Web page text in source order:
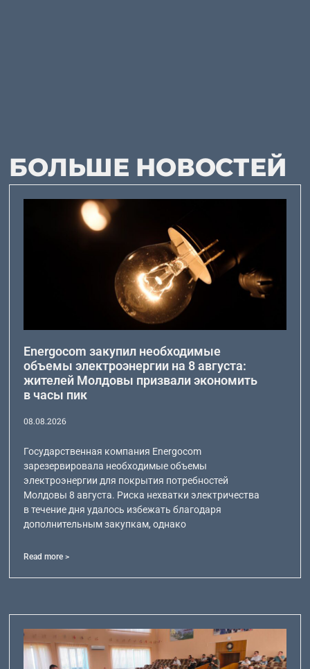
БОЛЬШЕ НОВОСТЕЙ
Energocom закупил необходимые
объемы электроэнергии на 8 августа:
жителей Молдовы призвали экономить
в часы пик
08.08.2026
Государственная компания Energocom
зарезервировала необходимые объемы
электроэнергии для покрытия потребностей
Молдовы 8 августа. Риска нехватки электричества
в течение дня удалось избежать благодаря
дополнительным закупкам, однако
Read more >